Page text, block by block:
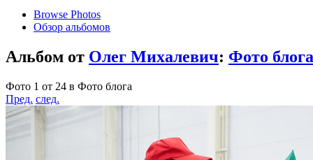
Browse Photos
Обзор альбомов
Альбом от Олег Михалевич: Фото блога
Фото 1 от 24 в Фото блога
Пред. след.